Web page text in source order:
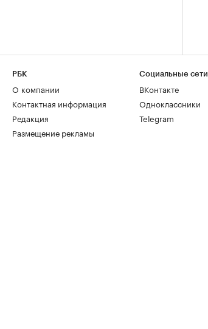
РБК
О компании
Контактная информация
Редакция
Размещение рекламы
Социальные сети
ВКонтакте
Одноклассники
Telegram